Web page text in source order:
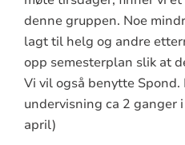
denne gruppen. Noe
lagt til helg og andre
opp semesterplan slik at
Vi vil også benytte
undervisning ca 2 ganger
april)